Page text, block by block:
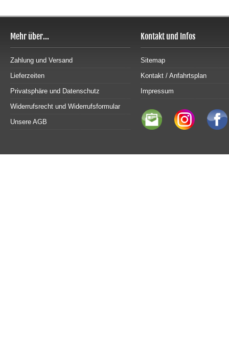
Mehr über...
Zahlung und Versand
Lieferzeiten
Privatsphäre und Datenschutz
Widerrufsrecht und Widerrufsformular
Unsere AGB
Kontakt und Infos
Sitemap
Kontakt / Anfahrtsplan
Impressum